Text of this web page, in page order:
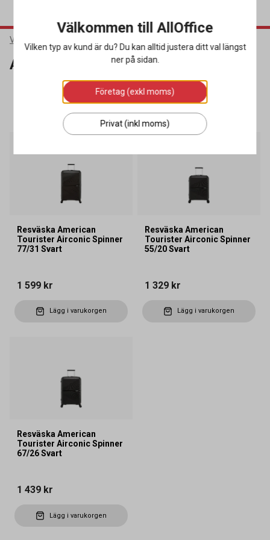
Varumärken
American Tourister
SORTERA
3 produkter
Resväska American
Tourister Airconic Spinner
77/31 Svart
1 599 kr
Lägg i varukorgen
Resväska American
Tourister Airconic Spinner
55/20 Svart
1 329 kr
Lägg i varukorgen
Resväska American
Tourister Airconic Spinner
67/26 Svart
1 439 kr
Lägg i varukorgen
Välkommen till AllOffice
Vilken typ av kund är du? Du kan alltid justera ditt val längst
ner på sidan.
Företag (exkl moms)
Privat (inkl moms)